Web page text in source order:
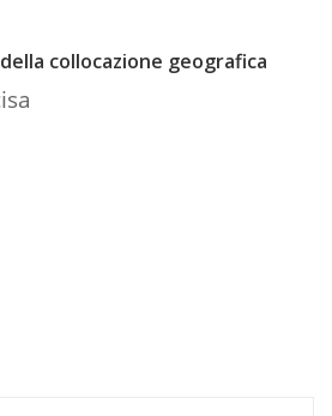
collocazione geografica